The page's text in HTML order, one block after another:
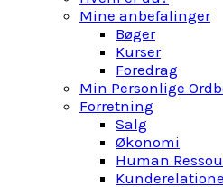
Mine anbefalinger
Bøger
Kurser
Foredrag
Min Personlige
Forretning
Salg
Økonomi
Human